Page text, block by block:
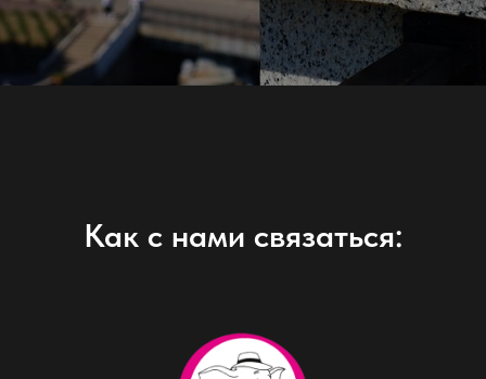
Как с нами связаться: